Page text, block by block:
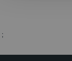
;